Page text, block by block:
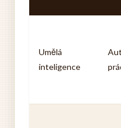
Umělá
inteligence